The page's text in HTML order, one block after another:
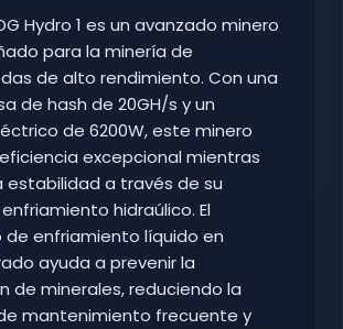
Hydro 1 es un avanzado minero
para la minería de
de alto rendimiento. Con una
de hash de 20GH/s y un
de 6200W, este minero
excepcional mientras
estabilidad a través de su
hidraúlico. El
enfriamiento líquido en
ayuda a prevenir la
de minerales, reduciendo la
mantenimiento frecuente y